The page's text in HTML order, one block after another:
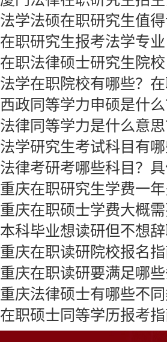
法学法硕在职研究生值
在职研究生报考法学专业
在职法律硕士研究生院校
法学在职院校有哪些？
西政同等学力申硕是什
法律同等学力是什么意
法学研究生考试科目有
法律考研考哪些科目？
重庆在职研究生学费一
重庆在职硕士学费大概需
本科毕业想读研但不想
重庆在职读研院校报名
重庆在职读研要满足哪
重庆法律硕士有哪些不同
在职硕士同等学历报考